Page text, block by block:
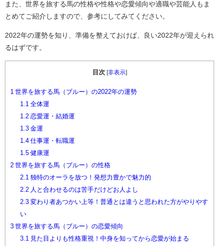
また、世界を旅する馬の性格や性格や恋愛傾向や適職や芸能人もま
とめてご紹介しますので、参考にしてみてください。
2022年の運勢を知り、準備を整えておけば、良い2022年が迎えられ
るはずです。
目次 非表示]
1 世界を旅する馬（ブルー）の2022年の運勢
1.1 全体運
1.2恋愛運・結婚運
1.3金運
1.4仕事運・転職運
1.5健康運
2 世界を旅する馬（ブルー）の性格
2.1 独特のオーラを放つ！発想力豊かで魅力的
2.2人と合わせるのは苦手だけどお人よし
2.3変わり者あつかい上等！普通とは違うと思われた方がやりやす
い
3 世界を旅する馬（ブルー）の恋愛傾向
3.1
見た目よりも性格重視！中身を知ってから恋愛が始まる